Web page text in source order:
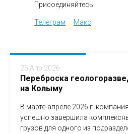
Присоединяйтесь!
Телеграм Макс
25 Апр 2026
Переброска
на Колыму
В марте-апреле 2026 г.
успешно завершила
грузов для одного из